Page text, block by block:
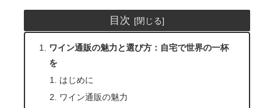
目次
ワイン通販の魅力と選び方：自宅で世界の一杯
を
はじめに
ワイン通販の魅力